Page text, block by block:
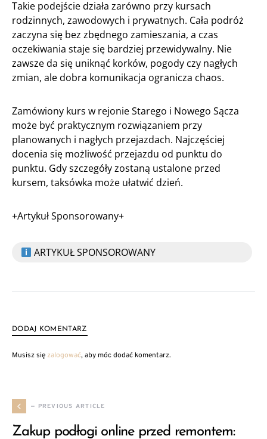
Takie podejście działa zarówno przy kursach
rodzinnych, zawodowych i prywatnych. Cała podróż
zaczyna się bez zbędnego zamieszania, a czas
oczekiwania staje się bardziej przewidywalny. Nie
zawsze da się uniknąć korków, pogody czy nagłych
zmian, ale dobra komunikacja ogranicza chaos.
Zamówiony kurs w rejonie Starego i Nowego Sącza
może być praktycznym rozwiązaniem przy
planowanych i nagłych przejazdach. Najczęściej
docenia się możliwość przejazdu od punktu do
punktu. Gdy szczegóły zostaną ustalone przed
kursem, taksówka może ułatwić dzień.
+Artykuł Sponsorowany+
ARTYKUŁ SPONSOROWANY
DODAJ KOMENTARZ
Musisz sięzalogować, aby móc dodać komentarz.
— PREVIOUS ARTICLE
Zakup podłogi online przed remontem: